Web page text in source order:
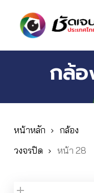
กล้
หน้าหลัก
กล้อง
วงจรปิด
หน้า 28